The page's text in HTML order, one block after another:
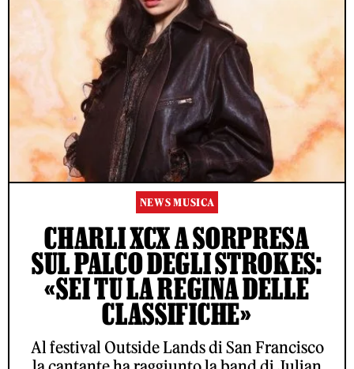
NEWS MUSICA
CHARLI XCX A SORPRESA
SUL PALCO DEGLI STROKES:
«SEI TU LA REGINA DELLE
CLASSIFICHE»
Al festival Outside Lands di San Francisco